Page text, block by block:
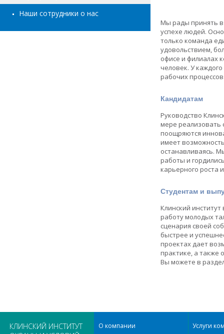
Наши сотрудники о нас
Мы рады принять в
успехе людей.
только команда
удовольствием,
офисе и филиалах
человек. У
рабочих
Кандидатам
Руководство
мере реализовать
поощряются
имеет
останавливаясь.
работы и
карьерного роста
Студентам и
Клинский
работу молодых
сценария своей
быстрее и
проектах дает
практике, а также
Вы можете в
КЛИНСКИЙ ИНСТИТУТ
О компании
Услуги